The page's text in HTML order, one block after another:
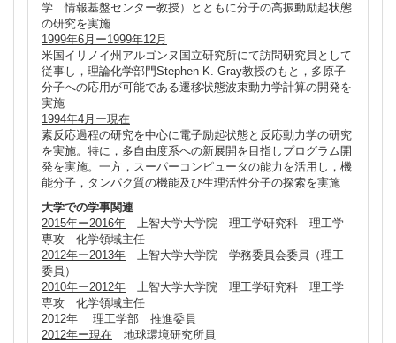
学 情報基盤センター教授）とともに分子の高振動励起状態
の研究を実施
1999年6月ー1999年12月
米国イリノイ州アルゴンヌ国立研究所にて訪問研究員として
従事し，理論化学部門Stephen K. Gray教授のもと，多原子
分子への応用が可能である遷移状態波束動力学計算の開発を
実施
1994年4月ー現在
素反応過程の研究を中心に電子励起状態と反応動力学の研究
を実施。特に，多自由度系への新展開を目指しプログラム開
発を実施。一方，スーパーコンピュータの能力を活用し，機
能分子，タンパク質の機能及び生理活性分子の探索を実施
大学での学事関連
2015年ー2016年 上智大学大学院 理工学研究科 理工学
専攻 化学領域主任
2012年ー2013年 上智大学大学院 学務委員会委員（理工
委員）
2010年ー2012年 上智大学大学院 理工学研究科 理工学
専攻 化学領域主任
2012年 理工学部 推進委員
2012年ー現在 地球環境研究所員